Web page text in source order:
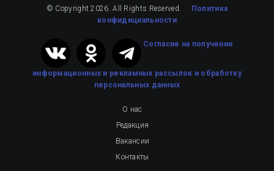
© Copyright 2026. All Rights Reserved.
Политика
конфидициальности
Cогласие на получение
информационных и рекламных рассылок и обработку
персональных данных
О нас
Редакция
Вакансии
Контакты